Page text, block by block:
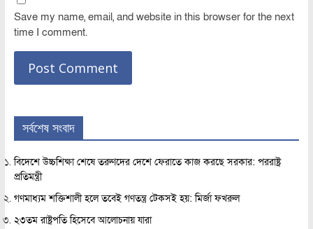
Save my name, email, and website in this browser for the next
time I comment.
সর্বশেষ সংবাদ
বিদেশে উচ্চশিক্ষা শেষে তরুণদের দেশে ফেরাতে কাজ করছে সরকার: পররাষ্ট্র
প্রতিমন্ত্রী
গণমাধ্যম শক্তিশালী হলে তবেই গণতন্ত্র টেকসই হয়: মির্জা ফখরুল
২৩তম রাষ্ট্রপতি হিসেবে আলোচনায় যারা